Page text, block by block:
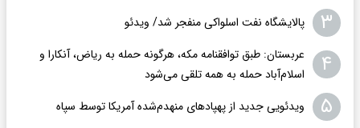
۳ پالایشگاه نفت اسلواکی منفجر شد/ ویدئو
۴
عربستان: طبق توافقنامه مکه، هرگونه حمله به ریاض، آنکارا و
اسلام‌آباد حمله به همه تلقی می‌شود
۵ ویدئویی جدید از پهپادهای منهدم‌شده آمریکا توسط سپاه